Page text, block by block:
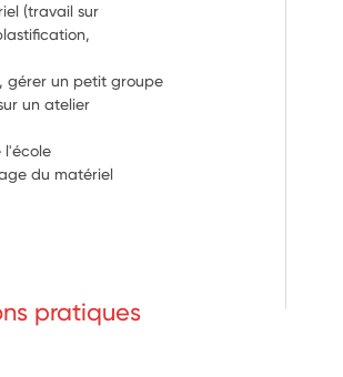
(travail sur
gérer un petit groupe
un atelier
l'école
du matériel
autour des projets
pratiques